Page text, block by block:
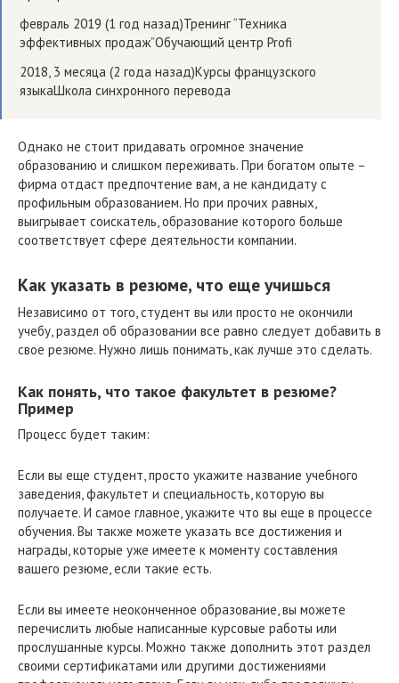
февраль 2019 (1 год назад)Тренинг “Техника
эффективных продаж”Обучающий центр Profi
2018, 3 месяца (2 года назад)Курсы французского
языкаШкола синхронного перевода
Однако не стоит придавать огромное значение
образованию и слишком переживать. При богатом опыте –
фирма отдаст предпочтение вам, а не кандидату с
профильным образованием. Но при прочих равных,
выигрывает соискатель, образование которого больше
соответствует сфере деятельности компании.
Как указать в резюме, что еще учишься
Независимо от того, студент вы или просто не окончили
учебу, раздел об образовании все равно следует добавить в
свое резюме. Нужно лишь понимать, как лучше это сделать.
Как понять, что такое факультет в резюме?
Пример
Процесс будет таким:
Если вы еще студент, просто укажите название учебного
заведения, факультет и специальность, которую вы
получаете. И самое главное, укажите что вы еще в процессе
обучения. Вы также можете указать все достижения и
награды, которые уже имеете к моменту составления
вашего резюме, если такие есть.
Если вы имеете неоконченное образование, вы можете
перечислить любые написанные курсовые работы или
прослушанные курсы. Можно также дополнить этот раздел
своими сертификатами или другими достижениями